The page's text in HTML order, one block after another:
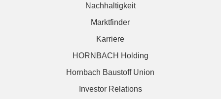
Nachhaltigkeit
Marktfinder
Karriere
HORNBACH Holding
Hornbach Baustoff Union
Investor Relations